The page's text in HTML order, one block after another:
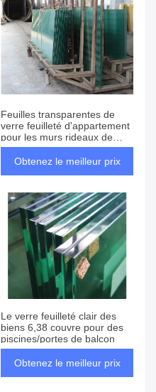
Feuilles transparentes de
verre feuilleté d'appartement
pour les murs rideaux de
rang élevé
Obtenez le meilleur prix
Le verre feuilleté clair des
biens 6,38 couvre pour des
piscines/portes de balcon
Obtenez le meilleur prix